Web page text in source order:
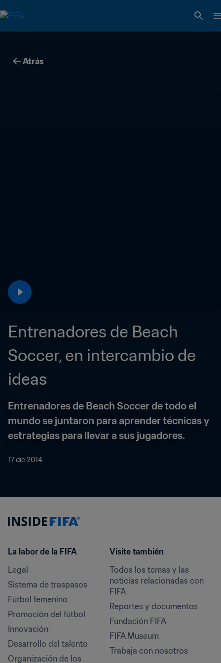
Atrás
Entrenadores de Beach
Soccer, en intercambio de
ideas
Entrenadores de Beach Soccer de todo el
mundo se juntaron para aprender técnicas y
estrategias para llevar a sus jugadores.
17 dic 2014
La labor de la FIFA
Legal
Sistema de traspasos
Fútbol femenino
Promoción del fútbol
Innovación
Desarrollo del talento
Organización de los
Visite también
Todos los temas y las
noticias relacionadas con
FIFA
Reportes y documentos
Fundación FIFA
FIFA Museum
Trabaja con nosotros